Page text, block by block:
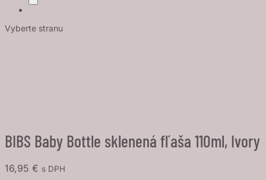
Vyberte stranu
BIBS Baby Bottle sklenená fľaša 110ml, Ivory
16,95 € s DPH